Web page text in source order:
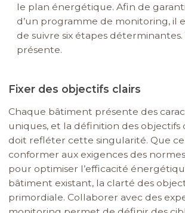
le plan énergétique. Afin de
d’un programme de monitoring, il
de suivre six étapes déterminantes.
présente.
Fixer des objectifs clairs
Chaque bâtiment présente des
uniques, et la définition des objectifs
doit refléter cette singularité. Que
conformer aux exigences des
pour optimiser l’efficacité
bâtiment existant, la clarté des
primordiale. Collaborer avec des